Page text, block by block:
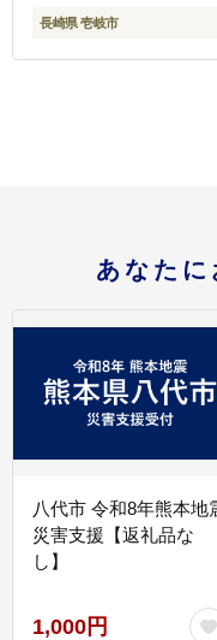
長崎県 壱岐市
あなた
八代市 令和8年熊本地
災害支援【返礼品な
し】
1,000円